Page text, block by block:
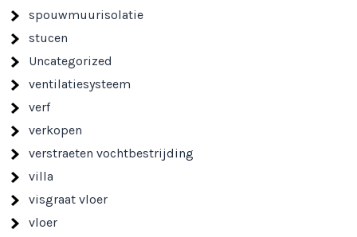
spouwmuurisolatie
stucen
Uncategorized
ventilatiesysteem
verf
verkopen
verstraeten vochtbestrijding
villa
visgraat vloer
vloer